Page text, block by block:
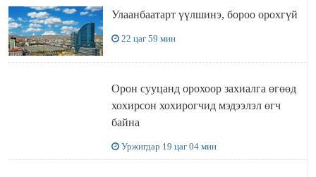
Улаанбаатарт үүлшинэ, бороо орохгүй
22 цаг 59 мин
Орон сууцанд орохоор захиалга өгөөд
хохирсон хохирогчид мэдээлэл өгч
байна
Уржигдар 19 цаг 04 мин